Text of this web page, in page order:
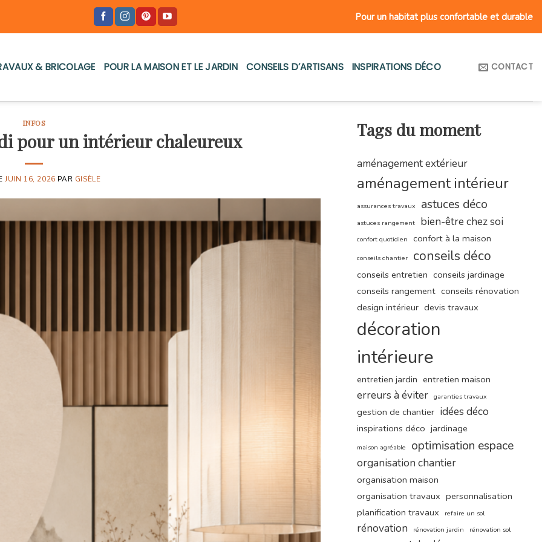
Pour un habitat plus confortable et durable
& BRICOLAGE POUR LA MAISON ET LE JARDIN CONSEILS D’ARTISANS INSPIRATIONS DÉCO CONTACT
INFOS
pour un intérieur chaleureux
JUIN 16, 2026 PAR GISÈLE
Tags du moment
aménagement extérieur
aménagement intérieur
assurances travaux astuces déco
astuces rangement bien-être chez soi
confort quotidien confort à la maison
conseils chantier conseils déco
conseils entretien conseils jardinage
conseils rangement conseils rénovation
design intérieur devis travaux
décoration
intérieure
entretien jardin entretien maison
erreurs à éviter garanties travaux
gestion de chantier idées déco
inspirations déco jardinage
maison agréable optimisation espace
organisation chantier
organisation maison
organisation travaux personnalisation
planification travaux
refaire un sol
rénovation rénovation jardin
rénovation sol